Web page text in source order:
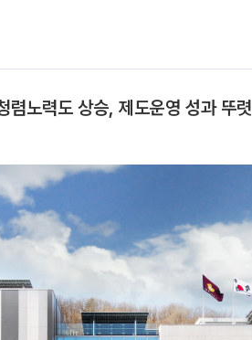
노력도 상승, 제도운영 성과 뚜렷